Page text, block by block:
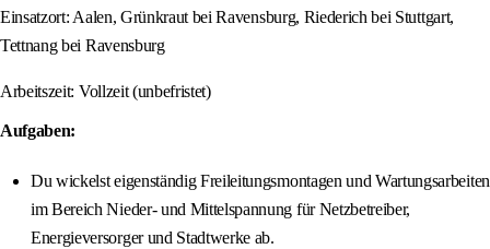
Einsatzort: Aalen, Grünkraut bei Ravensburg, Riederich bei Stuttgart,
Tettnang bei Ravensburg
Arbeitszeit: Vollzeit (unbefristet)
Aufgaben:
Du wickelst eigenständig Freileitungsmontagen und Wartungsarbeiten
im Bereich Nieder- und Mittelspannung für Netzbetreiber,
Energieversorger und Stadtwerke ab.